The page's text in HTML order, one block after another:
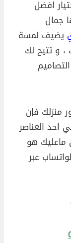
افضل
جمال
يضيف لمسة
، و تتيح لك
منزلك فإن
احد العناصر
ماعليك هو
عبر